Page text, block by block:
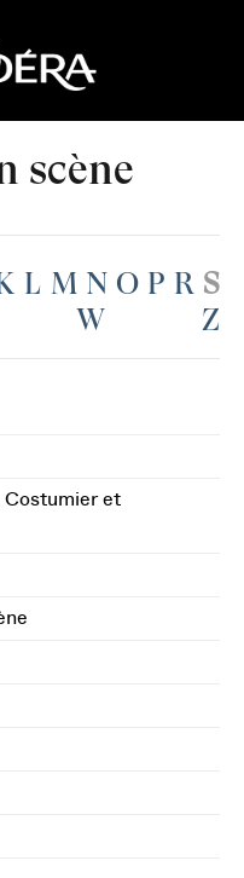
scène
L M N O P R S
W Z
Costumier et